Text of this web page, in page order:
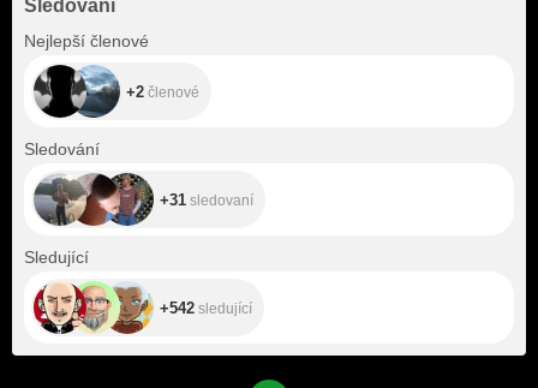
Sledování
Nejlepší členové
+2
+2 členové
Sledování
+31 sledovaní
Sledující
+542 sledující